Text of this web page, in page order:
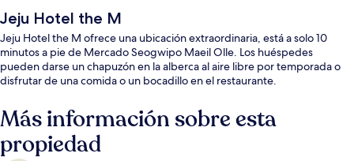
Jeju Hotel the M
Jeju Hotel the M ofrece una ubicación extraordinaria, está a solo 10
minutos a pie de Mercado Seogwipo Maeil Olle. Los huéspedes
pueden darse un chapuzón en la alberca al aire libre por temporada o
disfrutar de una comida o un bocadillo en el restaurante.
Más información sobre esta
propiedad